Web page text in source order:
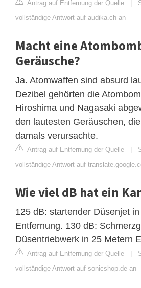
Antrag auf Entfernung der Quelle |
vollständige Antwort auf audika.ch an
Macht eine
Geräusche?
Ja. Atomwaffen sind absurd
Dezibel gehörten die
Hiroshima und Nagasaki
den lautesten Geräuschen,
damals verursachte.
Antrag auf Entfernung der Quelle |
vollständige Antwort auf
Wie viel dB hat ein
125 dB: startender Düsenjet
Entfernung. 130 dB:
Düsentriebwerk in 25 Metern
Antrag auf Entfernung der Quelle |
vollständige Antwort auf sonicshop.de an